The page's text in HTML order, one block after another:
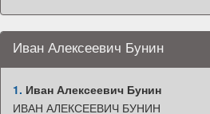
Иван Алексеевич Бунин
1. Иван Алексеевич Бунин
ИВАН АЛЕКСЕЕВИЧ БУНИН